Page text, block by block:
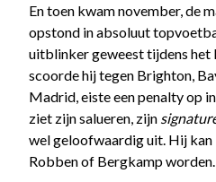
En toen kwam november, de
opstond in absoluut
uitblinker geweest tijdens het
scoorde hij tegen Brighton,
Madrid, eiste een penalty op
ziet zijn salueren, zijn
wel geloofwaardig uit. Hij kan
Robben of Bergkamp worden.